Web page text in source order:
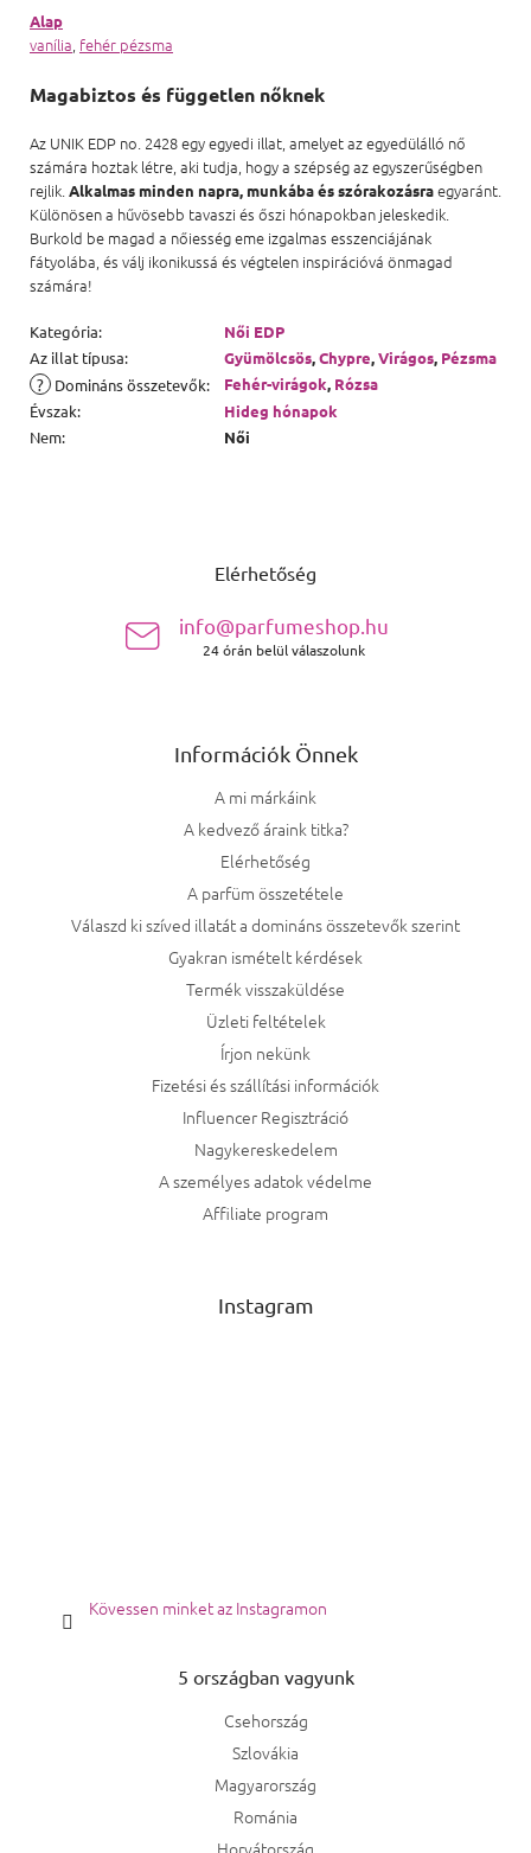
Alap
vanília, fehér pézsma
Magabiztos és független nőknek
Az UNIK EDP no. 2428 egy egyedi illat, amelyet az egyedülálló nő
számára hoztak létre, aki tudja, hogy a szépség az egyszerűségben
rejlik.Alkalmas minden napra, munkába és szórakozásraegyaránt.
Különösen a hűvösebb tavaszi és őszi hónapokban jeleskedik.
Burkold be magad a nőiesség eme izgalmas esszenciájának
fátyolába, és válj ikonikussá és végtelen inspirációvá önmagad
számára!
Kategória:
Női EDP
Az illat típusa: Gyümölcsös,Chypre,Virágos, Pézsma
? Domináns összetevők: Fehér-virágok, Rózsa
Évszak:
Hideg hónapok
Nem: Női
Elérhetőség
info@parfumeshop.hu
24 órán belül válaszolunk
Információk Önnek
A mi márkáink
A kedvező áraink titka?
Elérhetőség
A parfüm összetétele
Válaszd ki szíved illatát a domináns összetevők szerint
Gyakran ismételt kérdések
Termék visszaküldése
Üzleti feltételek
Írjon nekünk
Fizetési és szállítási információk
Influencer Regisztráció
Nagykereskedelem
A személyes adatok védelme
Affiliate program
Instagram
Kövessen minket az Instagramon
5 országban vagyunk
Csehország
Szlovákia
Magyarország
Románia
Horvátország